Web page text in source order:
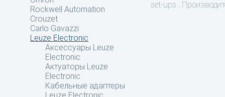
Rockwell Automation
Crouzet
Carlo Gavazzi
Leuze Electronic
Аксессуары Leuze
Electronic
Актуаторы Leuze
Electronic
Кабельные адаптеры
set-ups .